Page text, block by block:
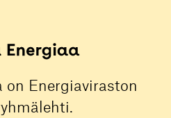
on Energiaviraston